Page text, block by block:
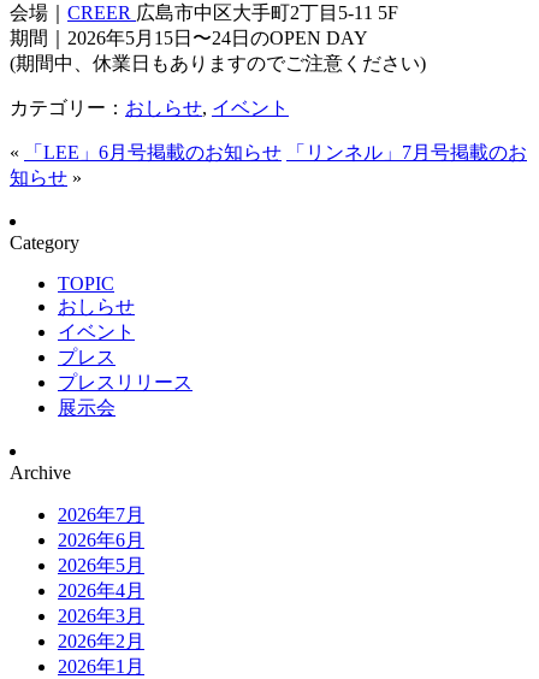
会場｜ CREER 広島市中区大手町2丁目5-11 5F
期間｜2026年5月15日〜24日のOPEN DAY
(期間中、休業日もありますのでご注意ください)
カテゴリー： おしらせ, イベント
« 「LEE」6月号掲載のお知らせ
「リンネル」7月号掲載のお
知らせ »
Category
TOPIC
おしらせ
イベント
プレス
プレスリリース
展示会
Archive
2026年7月
2026年6月
2026年5月
2026年4月
2026年3月
2026年2月
2026年1月